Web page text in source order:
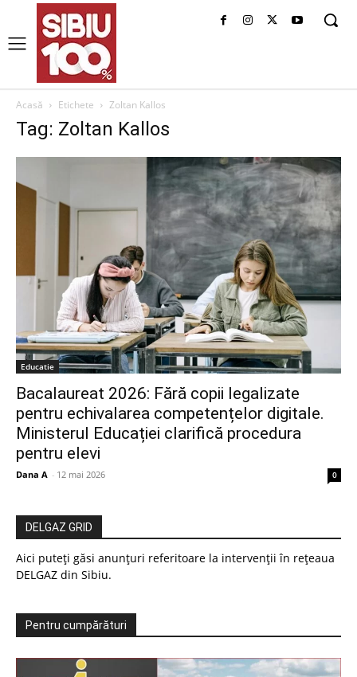
Acasă Etichete Zoltan Kallos
Tag: Zoltan Kallos
Educatie
Bacalaureat 2026: Fără copii legalizate
pentru echivalarea competențelor digitale.
Ministerul Educației clarifică procedura
pentru elevi
Dana A - 12 mai 2026 0
DELGAZ GRID
Aici puteți găsi anunțuri referitoare la intervenții în rețeaua
DELGAZ din Sibiu.
Pentru cumpărături